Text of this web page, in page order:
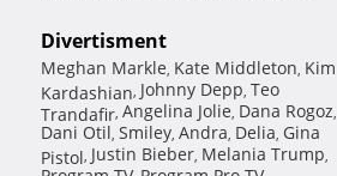
Divertisment
Meghan Markle, Kate Middleton, Kim
Kardashian, Johnny Depp, Teo
Trandafir, Angelina Jolie, Dana Rogoz,
Dani Otil, Smiley, Andra, Delia, Gina
Pistol, Justin Bieber, Melania Trump,